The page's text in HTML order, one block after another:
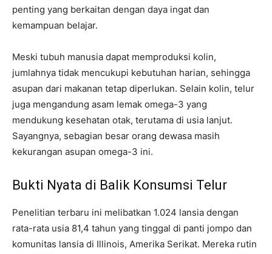
penting yang berkaitan dengan daya ingat dan
kemampuan belajar.
Meski tubuh manusia dapat memproduksi kolin,
jumlahnya tidak mencukupi kebutuhan harian, sehingga
asupan dari makanan tetap diperlukan. Selain kolin, telur
juga mengandung asam lemak omega-3 yang
mendukung kesehatan otak, terutama di usia lanjut.
Sayangnya, sebagian besar orang dewasa masih
kekurangan asupan omega-3 ini.
Bukti Nyata di Balik Konsumsi Telur
Penelitian terbaru ini melibatkan 1.024 lansia dengan
rata-rata usia 81,4 tahun yang tinggal di panti jompo dan
komunitas lansia di Illinois, Amerika Serikat. Mereka rutin